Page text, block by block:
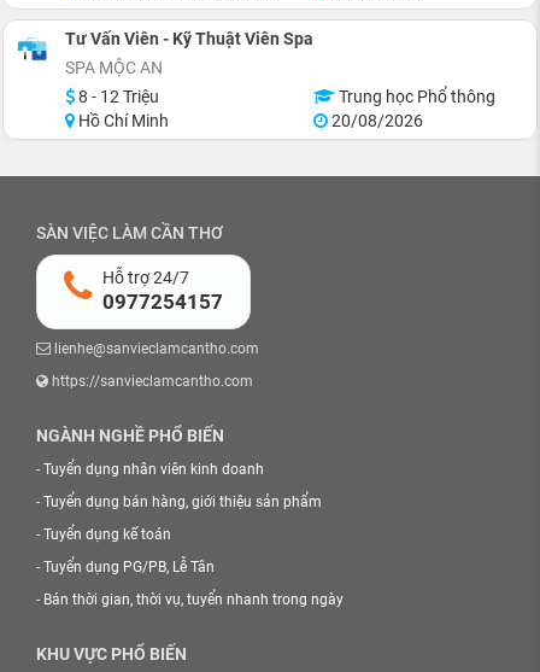
Tư Vấn Viên - Kỹ Thuật Viên Spa
SPA MỘC AN
8 - 12 Triệu
Trung học Phổ thông
Hồ Chí Minh
20/08/2026
SÀN VIỆC LÀM CẦN THƠ
Hỗ trợ 24/7
0977254157
lienhe@sanvieclamcantho.com
https://sanvieclamcantho.com
NGÀNH NGHỀ PHỔ BIẾN
- Tuyển dụng nhân viên kinh doanh
- Tuyển dụng bán hàng, giới thiệu sản phẩm
- Tuyển dụng kế toán
- Tuyển dụng PG/PB, Lễ Tân
- Bán thời gian, thời vụ, tuyển nhanh trong ngày
KHU VỰC PHỔ BIẾN